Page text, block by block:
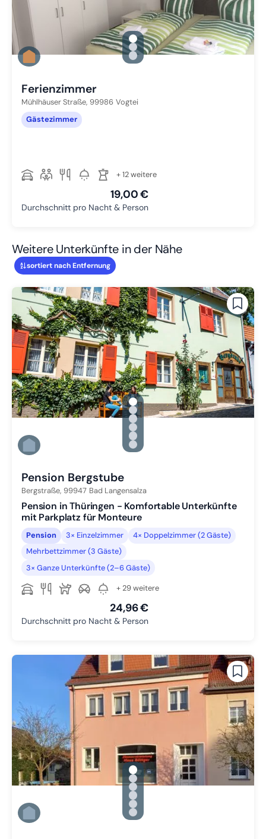
gallery.slide_selector
Zu Slide 1 wechseln
Zu Slide 2 wechseln
Zu Slide 3 wechseln
Ferienzimmer
Mühlhäuser Straße, 99986 Vogtei
Gästezimmer
+ 12 weitere
19,00 €
Durchschnitt pro Nacht & Person
Weitere Unterkünfte in der Nähe
sortiert nach Entfernung
gallery.slide_selector
Zu Slide 1 wechseln
Zu Slide 2 wechseln
Zu Slide 3 wechseln
Zu Slide 4 wechseln
Zu Slide 5 wechseln
Zu Slide 6 wechseln
Pension Bergstube
Bergstraße, 99947 Bad Langensalza
Pension in Thüringen - Komfortable Unterkünfte
mit Parkplatz für Monteure
Pension 3× Einzelzimmer
4× Doppelzimmer (2 Gäste)
Mehrbettzimmer (3 Gäste)
3× Ganze Unterkünfte (2–6 Gäste)
+ 29 weitere
24,96 €
Durchschnitt pro Nacht & Person
gallery.slide_selector
Zu Slide 1 wechseln
Zu Slide 2 wechseln
Zu Slide 3 wechseln
Zu Slide 4 wechseln
Zu Slide 5 wechseln
Zu Slide 6 wechseln